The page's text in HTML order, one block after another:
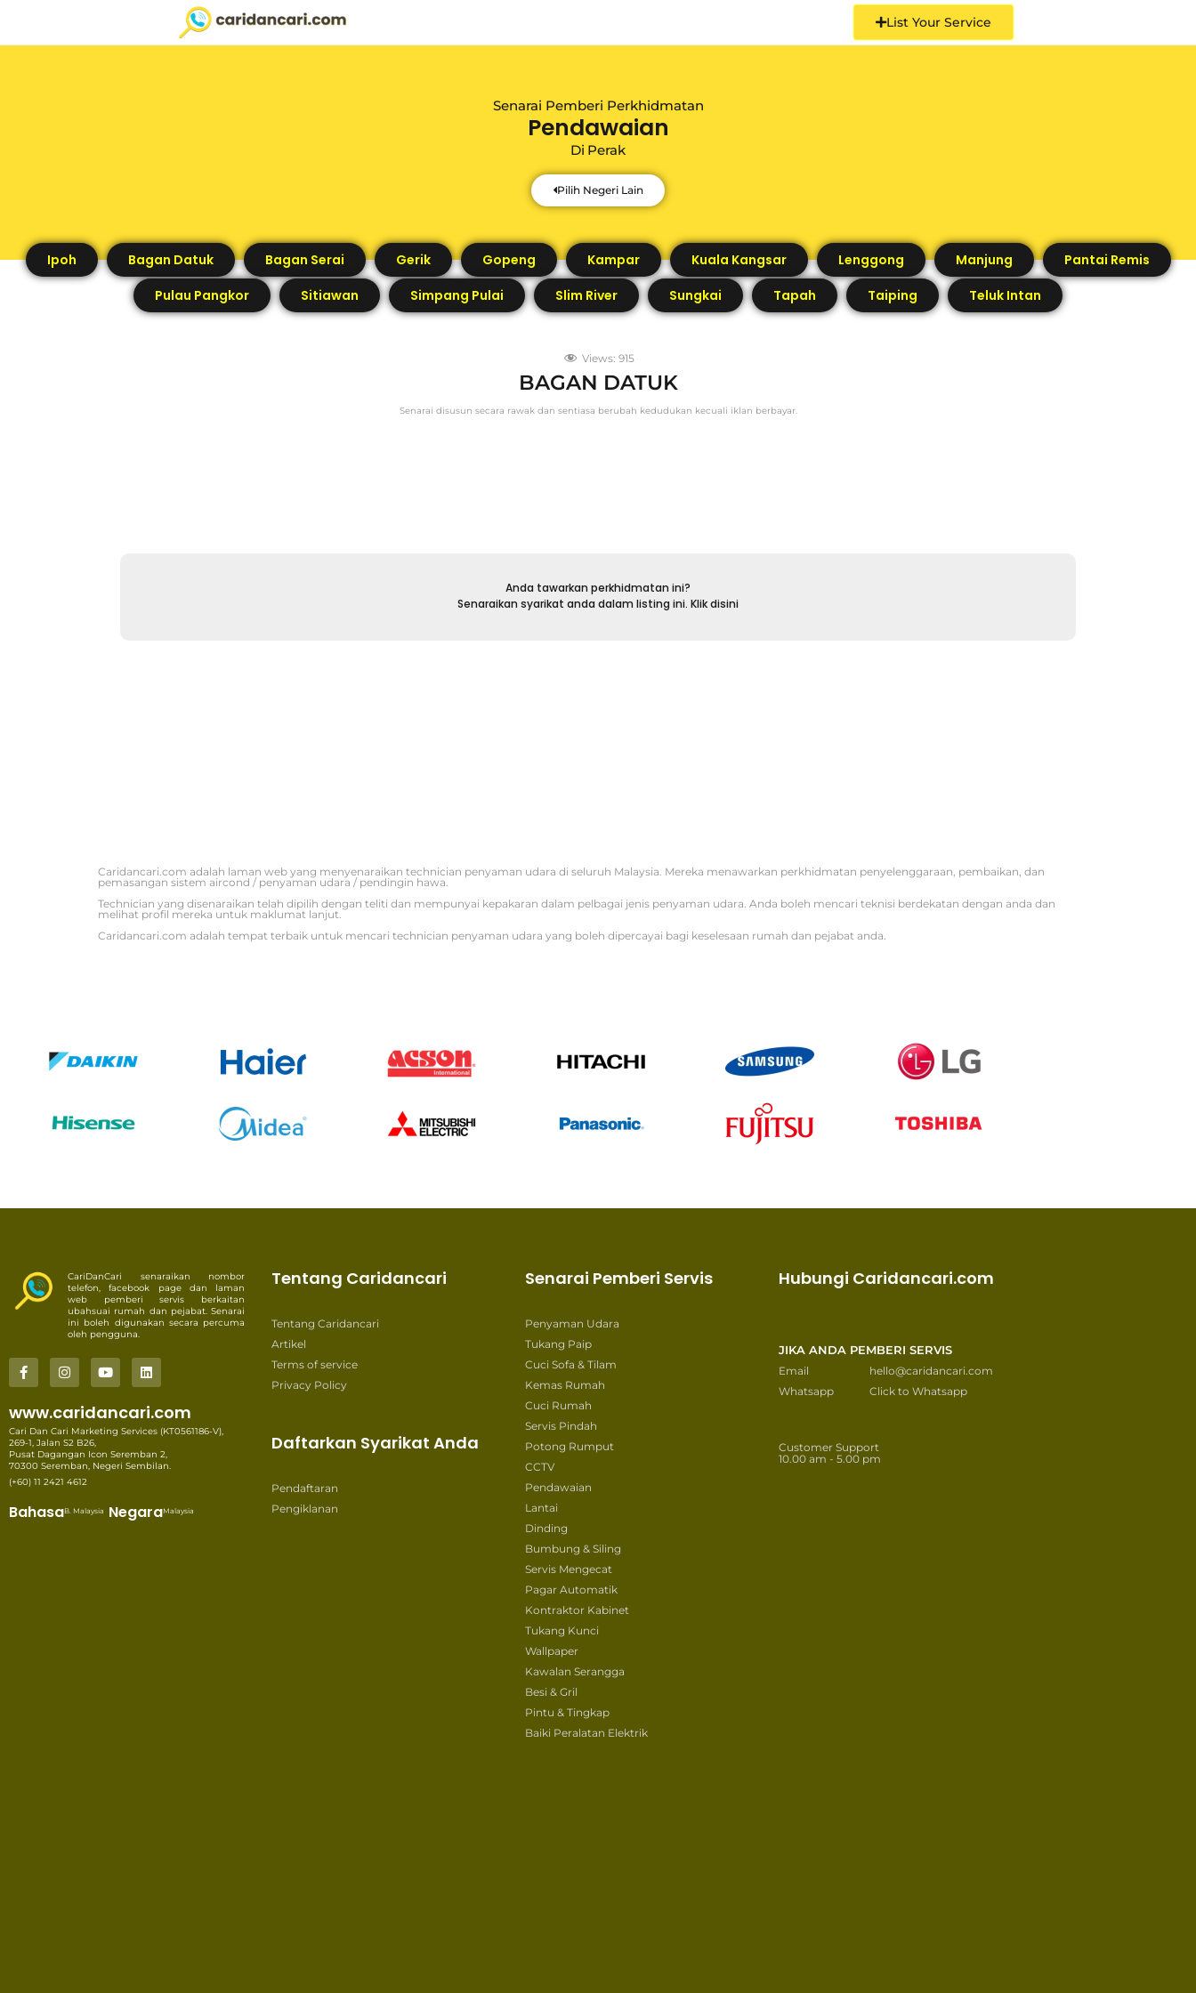
List Your Service
Senarai Pemberi Perkhidmatan
Pendawaian
Di Perak
Pilih Negeri Lain
Ipoh Bagan Datuk Bagan Serai Gerik Gopeng Kampar Kuala Kangsar Lenggong Manjung
Pantai Remis
Pulau Pangkor
Sitiawan Simpang Pulai Slim River Sungkai Tapah Taiping Teluk Intan
Views: 915
BAGAN DATUK
Senarai disusun secara rawak dan sentiasa berubah kedudukan kecuali iklan berbayar.
Anda tawarkan perkhidmatan ini?
Senaraikan syarikat anda dalam listing ini. Klik disini
Caridancari.com adalah laman web yang menyenaraikan technician penyaman udara di seluruh Malaysia. Mereka menawarkan perkhidmatan penyelenggaraan, pembaikan, dan
pemasangan sistem aircond / penyaman udara / pendingin hawa.
Technician yang disenaraikan telah dipilih dengan teliti dan mempunyai kepakaran dalam pelbagai jenis penyaman udara. Anda boleh mencari teknisi berdekatan dengan anda dan
melihat profil mereka untuk maklumat lanjut.
Caridancari.com adalah tempat terbaik untuk mencari technician penyaman udara yang boleh dipercayai bagi keselesaan rumah dan pejabat anda.
CariDanCari senaraikan nombor
telefon, facebook page dan laman
web pemberi servis berkaitan
ubahsuai rumah dan pejabat. Senarai
ini boleh digunakan secara percuma
oleh pengguna.
www.caridancari.com
Cari Dan Cari Marketing Services (KT0561186-V),
269-1, Jalan S2 B26,
Pusat Dagangan Icon Seremban 2,
70300 Seremban, Negeri Sembilan.
(+60) 11 2421 4612
BahasaB. Malaysia NegaraMalaysia
Tentang Caridancari
Tentang Caridancari
Artikel
Terms of service
Privacy Policy
Daftarkan Syarikat Anda
Pendaftaran
Pengiklanan
Senarai Pemberi Servis
Penyaman Udara
Tukang Paip
Cuci Sofa & Tilam
Kemas Rumah
Cuci Rumah
Servis Pindah
Potong Rumput
CCTV
Pendawaian
Lantai
Dinding
Bumbung & Siling
Servis Mengecat
Pagar Automatik
Kontraktor Kabinet
Tukang Kunci
Wallpaper
Kawalan Serangga
Besi & Gril
Pintu & Tingkap
Baiki Peralatan Elektrik
Hubungi Caridancari.com
JIKA ANDA PEMBERI SERVIS
Email
hello@caridancari.com
Whatsapp
Click to Whatsapp
Customer Support
10.00 am - 5.00 pm